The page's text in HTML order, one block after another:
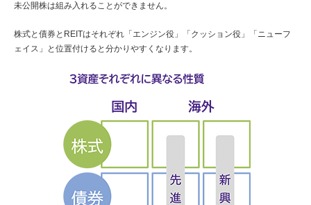
未公開株は組み入れることができません。
株式と債券とREITはそれぞれ「エンジン役」「クッション役」「ニューフ
ェイス」と位置付けると分かりやすくなります。